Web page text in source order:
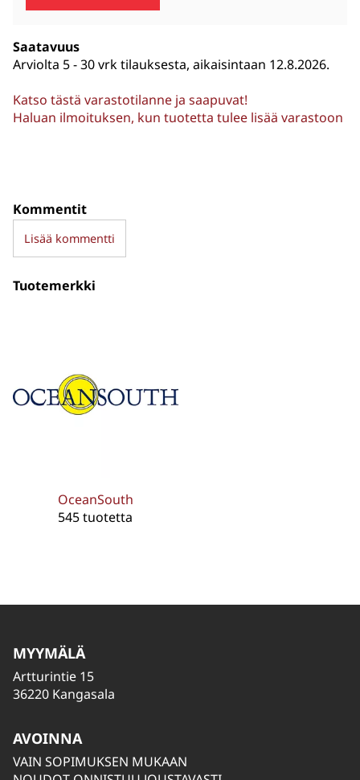
Saatavuus
Arviolta 5 - 30 vrk tilauksesta, aikaisintaan 12.8.2026.
Katso tästä varastotilanne ja saapuvat!
Haluan ilmoituksen, kun tuotetta tulee lisää varastoon
Kommentit
Lisää kommentti
Tuotemerkki
OceanSouth
545 tuotetta
MYYMÄLÄ
Artturintie 15
36220 Kangasala
AVOINNA
VAIN SOPIMUKSEN MUKAAN